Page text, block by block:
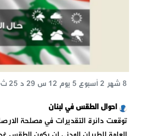
احوال الطقس في لبنان
8 شهر 2 أسبوع 5 يوم 12 س 29 د 25 ث
توقعت دائرة التقديرات في مصلحة